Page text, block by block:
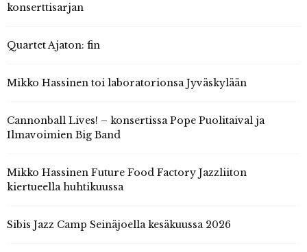
konserttisarjan
Quartet Ajaton: fin
Mikko Hassinen toi laboratorionsa Jyväskylään
Cannonball Lives! – konsertissa Pope Puolitaival ja
Ilmavoimien Big Band
Mikko Hassinen Future Food Factory Jazzliiton
kiertueella huhtikuussa
Sibis Jazz Camp Seinäjoella kesäkuussa 2026